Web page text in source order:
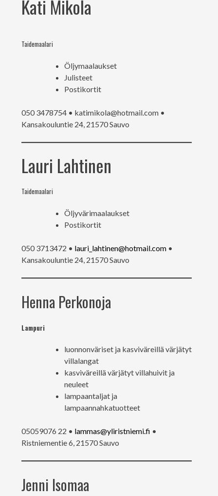
Kati Mikola
Taidemaalari
Öljymaalaukset
Julisteet
Postikortit
050 3478754 • katimikola@hotmail.com •
Kansakouluntie 24, 21570 Sauvo
Lauri Lahtinen
Taidemaalari
Öljyvärimaalaukset
Postikortit
050 3713472 • lauri_lahtinen@hotmail.com•
Kansakouluntie 24, 21570 Sauvo
Henna Perkonoja
Lampuri
luonnonväriset ja kasviväreillä värjätyt
villalangat
kasviväreillä värjätyt villahuivit ja
neuleet
lampaantaljat ja
lampaannahkatuotteet
05059076 22 • lammas@yliristniemi.fi •
Ristniementie 6, 21570 Sauvo
Jenni Isomaa